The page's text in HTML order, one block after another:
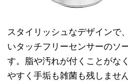
スタイリッシュなデザインで
いタッチフリーセンサーのソ
す。脂や汚れが付くことがな
やすく手垢も雑菌も残しません